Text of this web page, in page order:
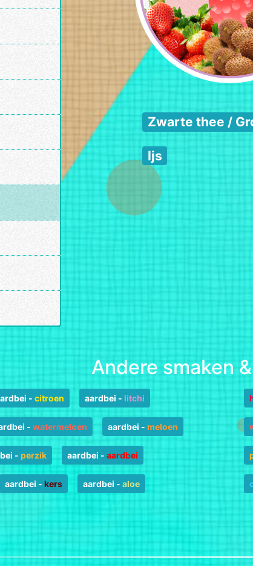
Zwarte thee /
Ijs
Andere smaken
- citroen aardbei - litchi
- watermeloen aardbei - meloen
- perzik aardbei - aardbei
aardbei - kers aardbei - aloe